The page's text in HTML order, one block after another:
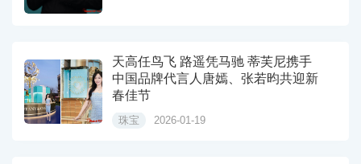
天高任鸟飞 路遥凭马驰 蒂芙尼携手
中国品牌代言人唐嫣、张若昀共迎新
春佳节
珠宝 2026-01-19